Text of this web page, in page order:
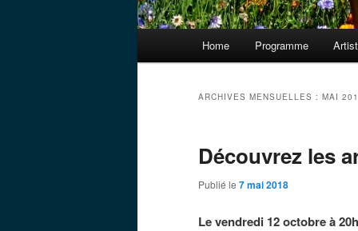
Home Programme
ARCHIVES MENSUELLES : MAI
Découvrez les
Publié le 7 mai 2018
Le vendredi 12 octobre à